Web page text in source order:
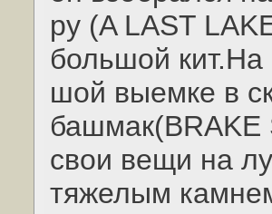
ру (A LAST
большой
шой выемке в
башмак(BRAKE
свои вещи на
тяжелым